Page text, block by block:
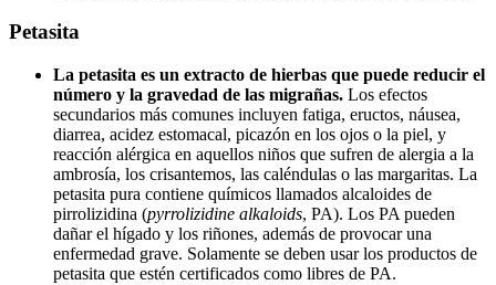
Petasita
La petasita es un extracto de hierbas que puede reducir el
número y la gravedad de las migrañas. Los efectos
secundarios más comunes incluyen fatiga, eructos, náusea,
diarrea, acidez estomacal, picazón en los ojos o la piel, y
reacción alérgica en aquellos niños que sufren de alergia a la
ambrosía, los crisantemos, las caléndulas o las margaritas. La
petasita pura contiene químicos llamados alcaloides de
pirrolizidina (pyrrolizidine alkaloids, PA). Los PA pueden
dañar el hígado y los riñones, además de provocar una
enfermedad grave. Solamente se deben usar los productos de
petasita que estén certificados como libres de PA.